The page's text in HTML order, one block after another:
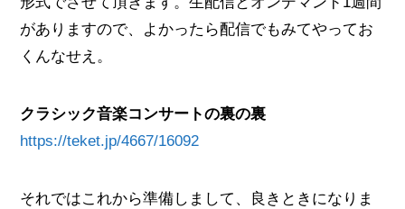
がありますので、よかったら配信でもみてやってお
くんなせえ。
クラシック音楽コンサートの裏の裏
https://teket.jp/4667/16092
それではこれから準備しまして、良きときになりま